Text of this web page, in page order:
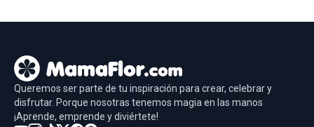
Queremos ser parte de tu inspiración para crear, celebrar y
disfrutar. Porque nosotras tenemos magia en las manos
¡Aprende, emprende y diviértete!